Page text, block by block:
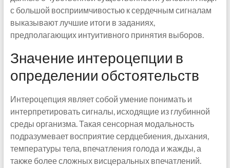
с большой восприимчивостью к сердечным сигналам
выказывают лучшие итоги в заданиях,
предполагающих интуитивного принятия выборов.
Значение интероцепции в
определении обстоятельств
Интероцепция являет собой умение понимать и
интерпретировать сигналы, исходящие из глубинной
среды организма. Такая сенсорная модальность
подразумевает восприятие сердцебиения, дыхания,
температуры тела, впечатления голода и жажды, а
также более сложных висцеральных впечатлений.